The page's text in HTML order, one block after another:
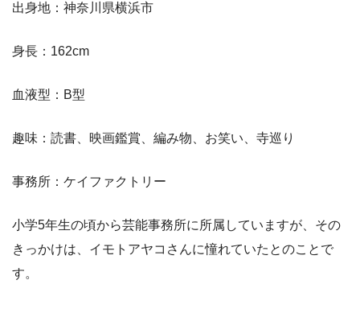
出身地：神奈川県横浜市
身長：162cm
血液型：B型
趣味：読書、映画鑑賞、編み物、お笑い、寺巡り
事務所：ケイファクトリー
小学5年生の頃から芸能事務所に所属していますが、その
きっかけは、イモトアヤコさんに憧れていたとのことで
す。